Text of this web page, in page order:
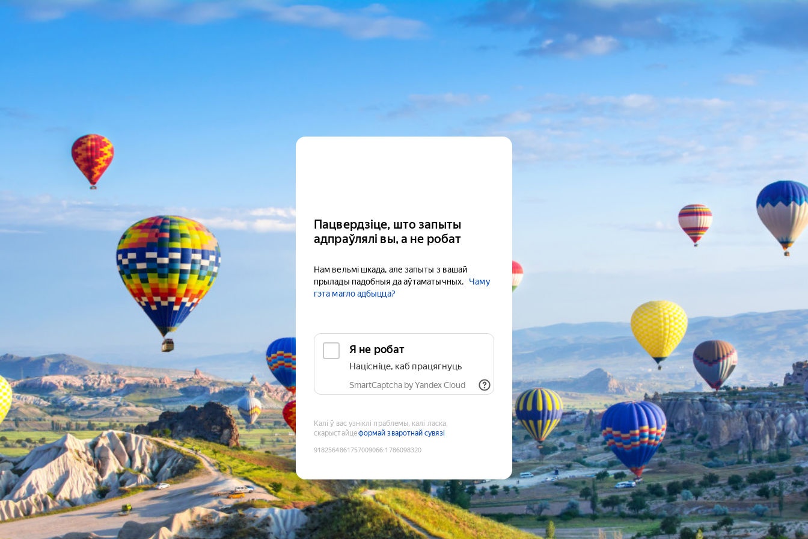
Пацвердзіце, што запыты
адпраўлялі вы, а не робат
Нам вельмі шкада, але запыты з вашай
прылады падобныя да аўтаматычных.
Чаму
гэта магло адбыцца?
Я не робат
Націсніце, каб працягнуць
SmartCaptcha by Yandex Cloud
Калі ў вас узніклі праблемы, калі ласка,
скарыстайцеформай зваротнай сувязі
9182564861757009066:1786098320